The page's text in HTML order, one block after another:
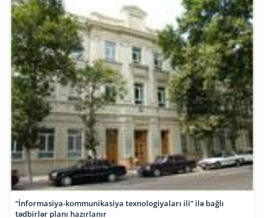
“İnformasiya-kommunikasiya texnologiyaları ili” ilə bağlı
tədbirlər planı hazırlanır